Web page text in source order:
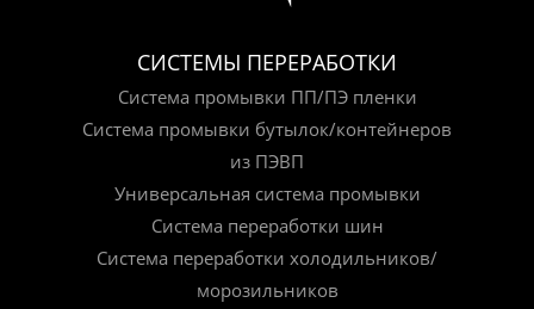
СИСТЕМЫ ПЕРЕРАБОТКИ
Система промывки ПП/ПЭ пленки
Система промывки бутылок/контейнеров
из ПЭВП
Универсальная система промывки
Система переработки шин
Система переработки холодильников/
морозильников